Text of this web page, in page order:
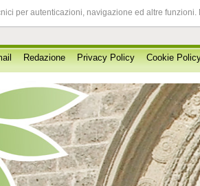
per autenticazioni, navigazione ed altre
Redazione Privacy Policy Cookie